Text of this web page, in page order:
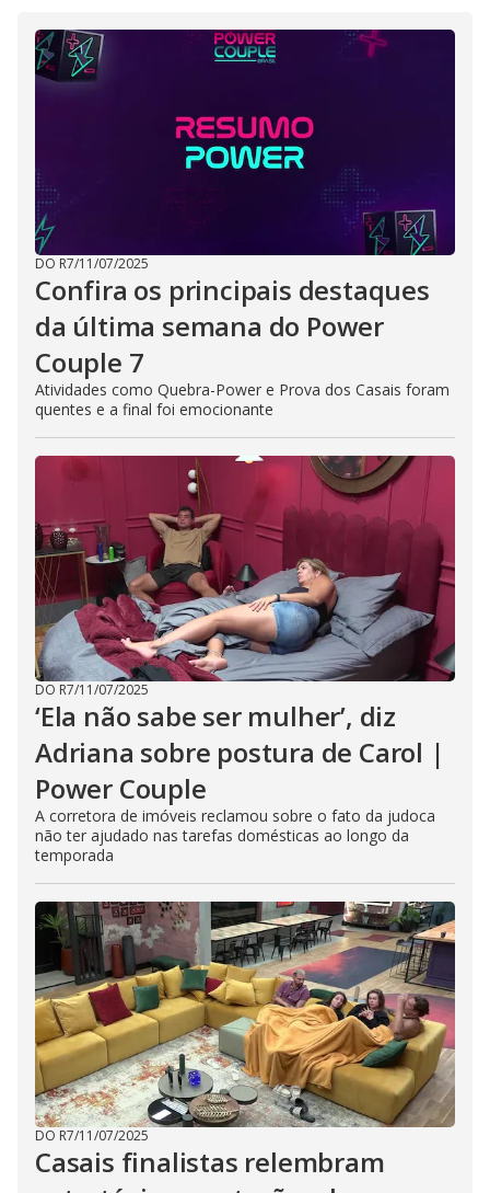
DO R7/11/07/2025
Confira os principais destaques
da última semana do Power
Couple 7
Atividades como Quebra-Power e Prova dos Casais foram
quentes e a final foi emocionante
DO R7/11/07/2025
‘Ela não sabe ser mulher’, diz
Adriana sobre postura de Carol |
Power Couple
A corretora de imóveis reclamou sobre o fato da judoca
não ter ajudado nas tarefas domésticas ao longo da
temporada
DO R7/11/07/2025
Casais finalistas relembram